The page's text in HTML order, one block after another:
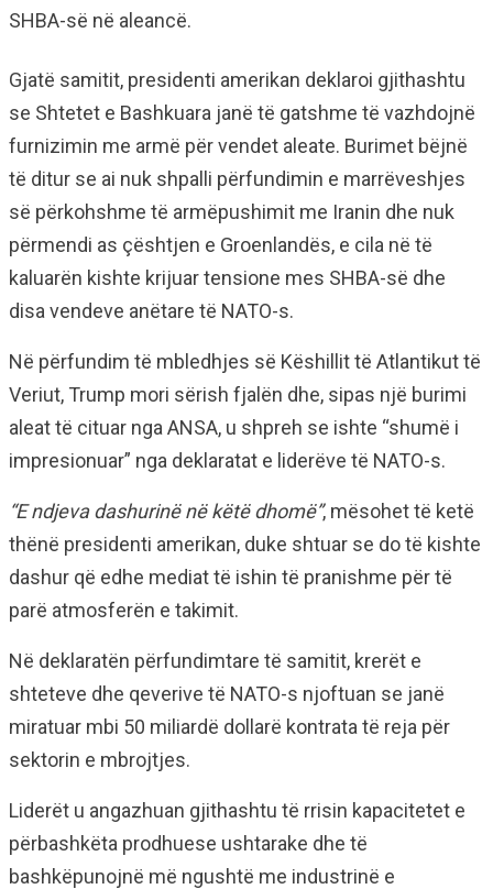
SHBA-së në aleancë.
Gjatë samitit, presidenti amerikan deklaroi gjithashtu
se Shtetet e Bashkuara janë të gatshme të vazhdojnë
furnizimin me armë për vendet aleate. Burimet bëjnë
të ditur se ai nuk shpalli përfundimin e marrëveshjes
së përkohshme të armëpushimit me Iranin dhe nuk
përmendi as çështjen e Groenlandës, e cila në të
kaluarën kishte krijuar tensione mes SHBA-së dhe
disa vendeve anëtare të NATO-s.
Në përfundim të mbledhjes së Këshillit të Atlantikut të
Veriut, Trump mori sërish fjalën dhe, sipas një burimi
aleat të cituar nga ANSA, u shpreh se ishte “shumë i
impresionuar” nga deklaratat e liderëve të NATO-s.
“E ndjeva dashurinë në këtë dhomë”, mësohet të ketë
thënë presidenti amerikan, duke shtuar se do të kishte
dashur që edhe mediat të ishin të pranishme për të
parë atmosferën e takimit.
Në deklaratën përfundimtare të samitit, krerët e
shteteve dhe qeverive të NATO-s njoftuan se janë
miratuar mbi 50 miliardë dollarë kontrata të reja për
sektorin e mbrojtjes.
Liderët u angazhuan gjithashtu të rrisin kapacitetet e
përbashkëta prodhuese ushtarake dhe të
bashkëpunojnë më ngushtë me industrinë e